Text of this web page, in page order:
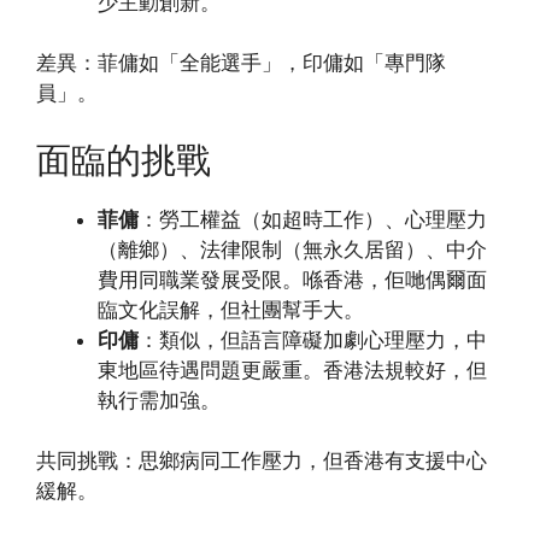
差異：菲傭如「全能選手」，印傭如「專門隊
員」。
面臨的挑戰
菲傭：勞工權益（如超時工作）、心理壓力
（離鄉）、法律限制（無永久居留）、中介
費用同職業發展受限。喺香港，佢哋偶爾面
臨文化誤解，但社團幫手大。
印傭：類似，但語言障礙加劇心理壓力，中
東地區待遇問題更嚴重。香港法規較好，但
執行需加強。
共同挑戰：思鄉病同工作壓力，但香港有支援中心
緩解。